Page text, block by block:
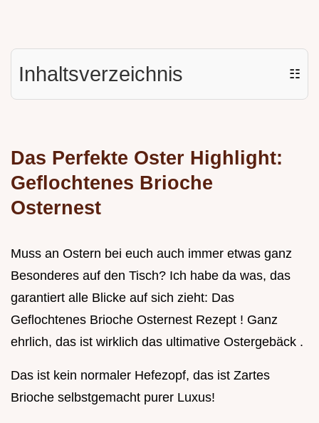
Inhaltsverzeichnis ☷
Das Perfekte Oster Highlight:
Geflochtenes Brioche
Osternest
Muss an Ostern bei euch auch immer etwas ganz
Besonderes auf den Tisch? Ich habe da was, das
garantiert alle Blicke auf sich zieht: Das
Geflochtenes Brioche Osternest Rezept ! Ganz
ehrlich, das ist wirklich das ultimative Ostergebäck .
Das ist kein normaler Hefezopf, das ist Zartes
Brioche selbstgemacht purer Luxus!